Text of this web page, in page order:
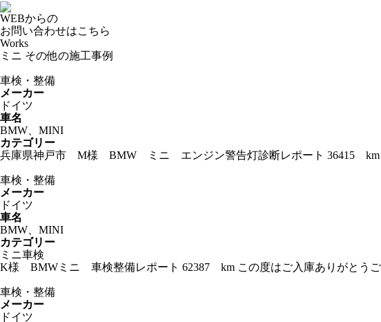
WEBからの
お問い合わせはこちら
Works
ミニ その他の施工事例
車検・整備
メーカー
ドイツ
車名
BMW、MINI
カテゴリー
兵庫県神戸市 M様 BMW ミニ エンジン警告灯診断レポート 36415 km
車検・整備
メーカー
ドイツ
車名
BMW、MINI
カテゴリー
ミニ車検
K様 BMWミニ 車検整備レポート 62387 km この度はご入庫ありがとう
車検・整備
メーカー
ドイツ